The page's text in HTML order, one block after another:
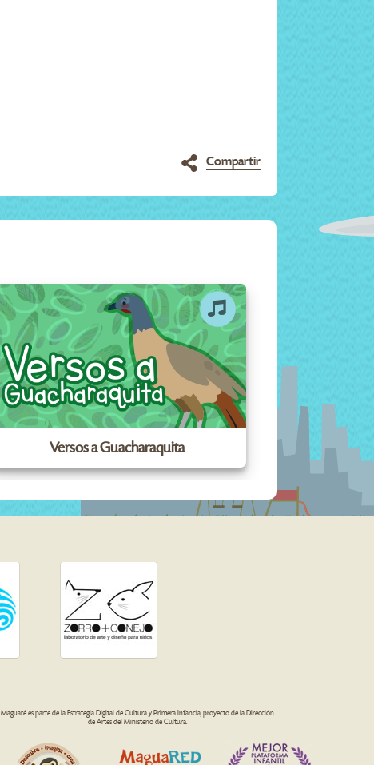
Compartir
Versos a Guacharaquita
Maguaré es parte de la Estrategia Digital de Cultura y Primera Infancia, proyecto de la Dirección
de Artes del Ministerio de Cultura.